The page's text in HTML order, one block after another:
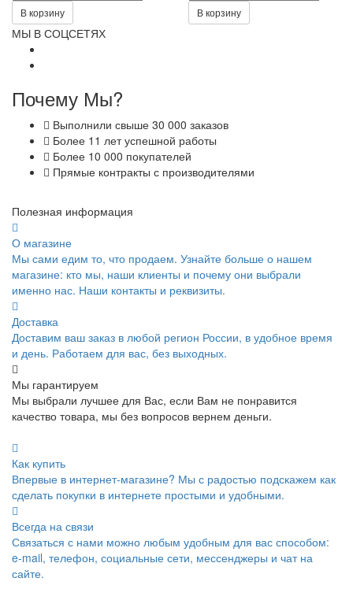
В корзину В корзину
МЫ В СОЦСЕТЯХ
Почему Мы?
Выполнили свыше 30 000 заказов
Более 11 лет успешной работы
Более 10 000 покупателей
Прямые контракты с производителями
Полезная информация
О магазине
Мы сами едим то, что продаем. Узнайте больше о нашем
магазине: кто мы, наши клиенты и почему они выбрали
именно нас. Наши контакты и реквизиты.
Доставка
Доставим ваш заказ в любой регион России, в удобное время
и день. Работаем для вас, без выходных.
Мы гарантируем
Мы выбрали лучшее для Вас, если Вам не понравится
качество товара, мы без вопросов вернем деньги.
Как купить
Впервые в интернет-магазине? Мы с радостью подскажем как
сделать покупки в интернете простыми и удобными.
Всегда на связи
Связаться с нами можно любым удобным для вас способом:
e-mail, телефон, социальные сети, мессенджеры и чат на
сайте.